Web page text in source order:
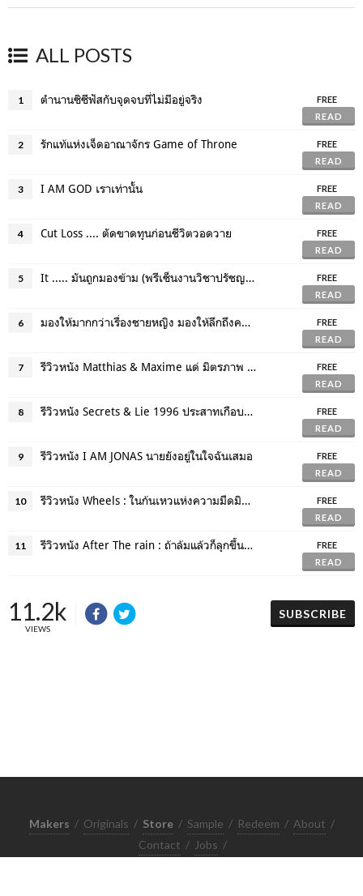
ALL POSTS
1 ตำนานซิซีฟัสกับจุดจบที่ไม่มีอยู่จริง
FREE
READ
2 รักแท้แห่งเจ็ดอาณาจักร Game of Throne
FREE
READ
3 I AM GOD เราเท่านั้น
FREE
READ
4 Cut Loss .... ตัดขาดทุนก่อนชีวิตวอดวาย
FREE
READ
5 It ..... มันถูกมองข้าม (พรีเซ็นงานวิชาปรัชญาภาพยนตร์)
FREE
READ
6 มองให้มากกว่าเรื่องชายหญิง มองให้ลึกถึงความเป็นคน
FREE
READ
7 รีวิวหนัง Matthias & Maxime แด่ มิตรภาพ ความรักและการจากลา
FREE
READ
8 รีวิวหนัง Secrets & Lie 1996 ประสาทเกือบกินไปกับหนังอังกฤษ
FREE
READ
9 รีวิวหนัง I AM JONAS นายยังอยู่ในใจฉันเสมอ
FREE
READ
10 รีวิวหนัง Wheels : ในก้นเหวแห่งความมืดมิดนั้นมีความหวังรออยู่
FREE
READ
11 รีวิวหนัง After The rain : ถ้าล้มแล้วก็ลุกขึ้นใหม่เพราะฟ้าหลังฝนนั้นงดงามเสมอ
FREE
READ
11.2k
VIEWS
SUBSCRIBE
Makers / Originals / Store / Sample / Redeem / About /
Contact / Jobs /